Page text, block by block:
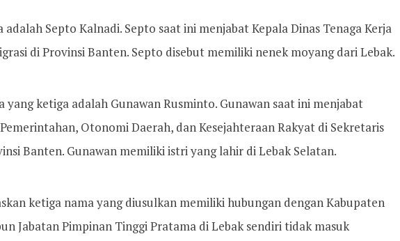
adalah Septo Kalnadi. Septo saat ini menjabat Kepala Dinas Tenaga Kerja
di Provinsi Banten. Septo disebut memiliki nenek moyang dari Lebak.
yang ketiga adalah Gunawan Rusminto. Gunawan saat ini menjabat
Otonomi Daerah, dan Kesejahteraan Rakyat di Sekretaris
Banten. Gunawan memiliki istri yang lahir di Lebak Selatan.
ketiga nama yang diusulkan memiliki hubungan dengan Kabupaten
Jabatan Pimpinan Tinggi Pratama di Lebak sendiri tidak masuk